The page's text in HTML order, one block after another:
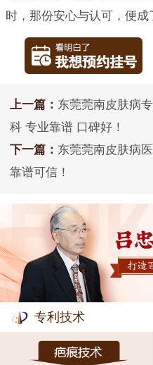
时，那份安心与认可，便成
上一篇： 东莞莞南皮肤病
科 专业靠谱 口碑好！
下一篇： 东莞莞南皮肤病
靠谱可信！
专利技术